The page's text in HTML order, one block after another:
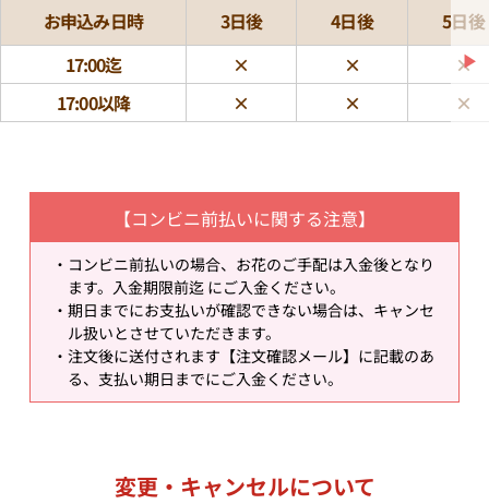
お申込み日時
3日後 4日後
5日後
17:00迄
× ×
×
17:00以降
× × ×
▶
【コンビニ前払いに関する注意】
コンビニ前払いの場合、お花のご手配は入金後となり
ます。入金期限前迄 にご入金ください。
期日までにお支払いが確認できない場合は、キャンセ
ル扱いとさせていただきます。
注文後に送付されます【注文確認メール】に記載のあ
る、支払い期日までにご入金ください。
変更・キャンセルについて